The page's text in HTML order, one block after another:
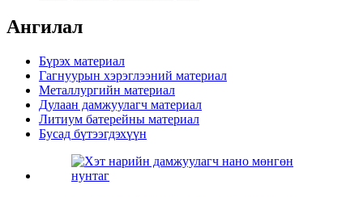
Ангилал
Бүрэх материал
Гагнуурын хэрэглээний материал
Металлургийн материал
Дулаан дамжуулагч материал
Литиум батерейны материал
Бусад бүтээгдэхүүн